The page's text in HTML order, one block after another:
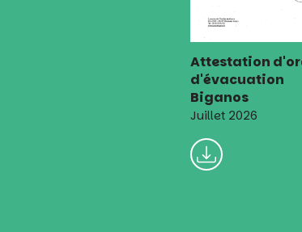
Attestation
d'évacuation
Biganos
Juillet 2026